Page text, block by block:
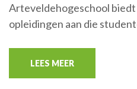
Arteveldehogeschool biedt
opleidingen aan die
LEES MEER